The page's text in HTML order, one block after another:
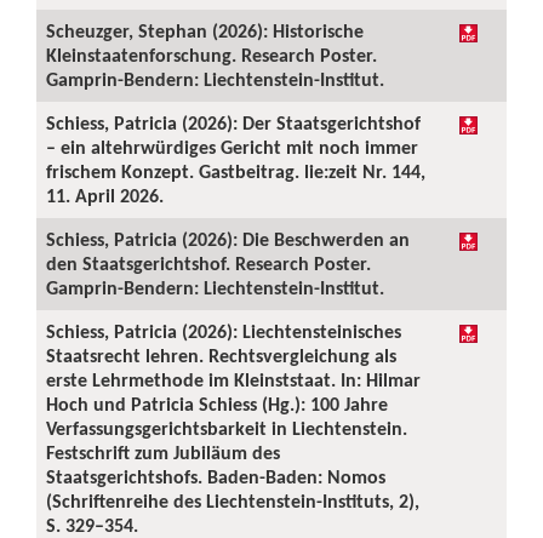
Scheuzger, Stephan (2026): Historische
Kleinstaatenforschung. Research Poster.
Gamprin-Bendern: Liechtenstein-Institut.
Schiess, Patricia (2026): Der Staatsgerichtshof
– ein altehrwürdiges Gericht mit noch immer
frischem Konzept. Gastbeitrag. lie:zeit Nr. 144,
11. April 2026.
Schiess, Patricia (2026): Die Beschwerden an
den Staatsgerichtshof. Research Poster.
Gamprin-Bendern: Liechtenstein-Institut.
Schiess, Patricia (2026): Liechtensteinisches
Staatsrecht lehren. Rechtsvergleichung als
erste Lehrmethode im Kleinststaat. In: Hilmar
Hoch und Patricia Schiess (Hg.): 100 Jahre
Verfassungsgerichtsbarkeit in Liechtenstein.
Festschrift zum Jubiläum des
Staatsgerichtshofs. Baden-Baden: Nomos
(Schriftenreihe des Liechtenstein-Instituts, 2),
S. 329–354.